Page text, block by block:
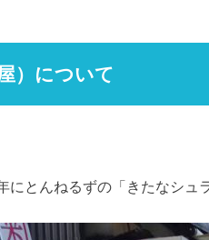
）について
にとんねるずの「きたなシュ